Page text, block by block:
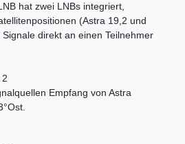
hat zwei LNBs integriert,
(Astra 19,2 und
direkt an einen Teilnehmer
Empfang von Astra